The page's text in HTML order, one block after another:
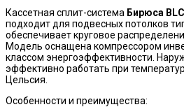
Кассетная сплит-система Бирюса
подходит для подвесных потолков
обеспечивает круговое
Модель оснащена компрессором
классом энергоэффективности.
эффективно работать при
Цельсия.
Особенности и преимущеcтва: